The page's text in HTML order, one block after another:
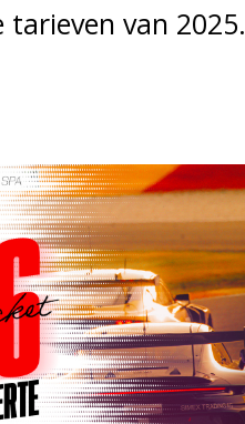
van 2025.